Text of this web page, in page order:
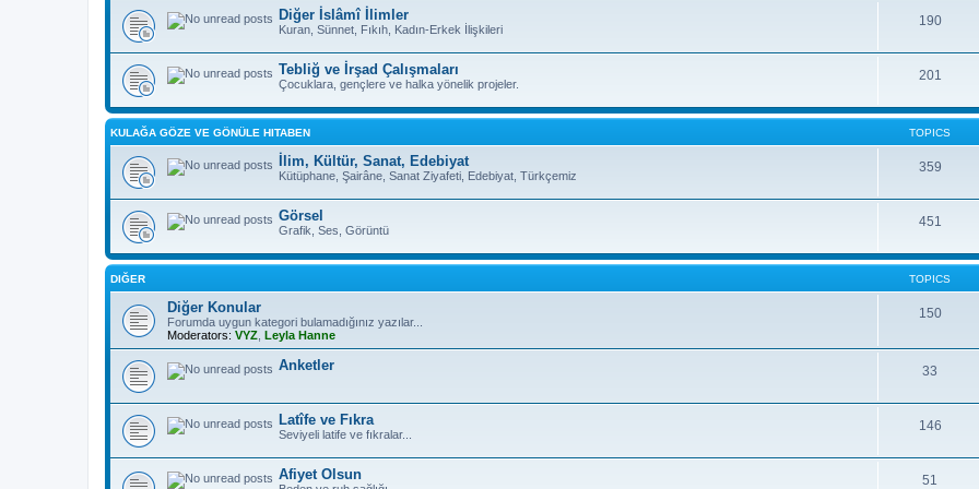
Diğer İslâmî İlimler
Kuran, Sünnet, Fıkıh, Kadın-Erkek İlişkileri
190
Tebliğ ve İrşad Çalışmaları
Çocuklara, gençlere ve halka yönelik projeler.
201
KULAĞA GÖZE VE GÖNÜLE HITABEN TOPICS
İlim, Kültür, Sanat, Edebiyat
Kütüphane, Şairâne, Sanat Ziyafeti, Edebiyat, Türkçemiz
359
Görsel
Grafik, Ses, Görüntü
451
DIĞER TOPICS
Diğer Konular
Forumda uygun kategori bulamadığınız yazılar...
Moderators: VYZ Leyla Hanne
150
Anketler 33
Latîfe ve Fıkra
Seviyeli latife ve fıkralar...
146
Afiyet Olsun 51